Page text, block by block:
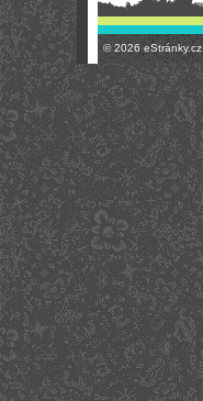
© 2026 eStránky.cz